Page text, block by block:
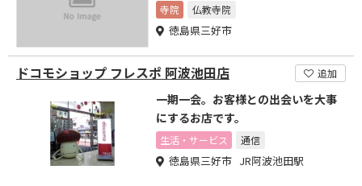
寺院 仏教寺院
徳島県三好市
ドコモショップ フレスポ 阿波池田店 追加
一期一会。お客様との出会いを大事
にするお店です。
生活・サービス 通信
徳島県三好市 JR阿波池田駅